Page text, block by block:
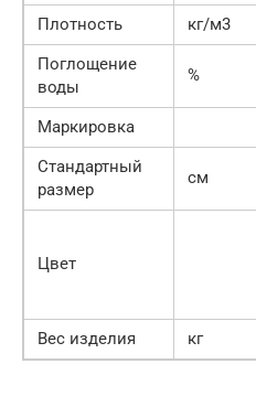
Плотность
кг/м3
Поглощение
воды
%
Маркировка
Стандартный
размер
см
Цвет
Вес изделия кг